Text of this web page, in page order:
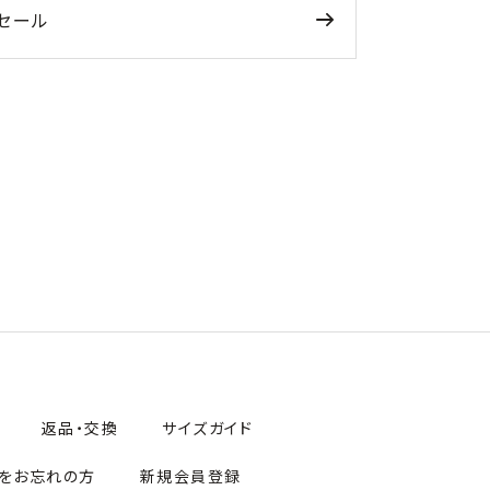
ール
返品・交換 サイズガイド
お忘れの方 新規会員登録